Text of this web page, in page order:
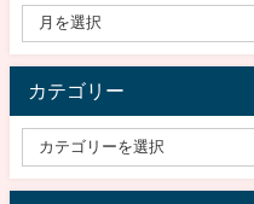
カテゴリー